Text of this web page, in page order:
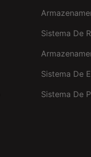
Sistema De
Sistema De
Sistema De